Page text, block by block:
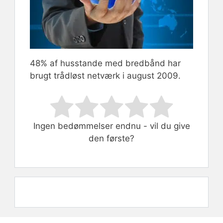
48% af husstande med bredbånd har
brugt trådløst netværk i august 2009.
Rate this item:
Submit Rating
Ingen bedømmelser endnu - vil du give
den første?